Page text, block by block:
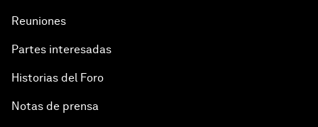
Reuniones
Partes interesadas
Historias del Foro
Notas de prensa